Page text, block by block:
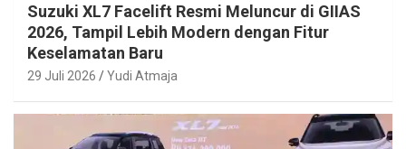
Suzuki XL7 Facelift Resmi Meluncur di GIIAS
2026, Tampil Lebih Modern dengan Fitur
Keselamatan Baru
29 Juli 2026 Yudi Atmaja